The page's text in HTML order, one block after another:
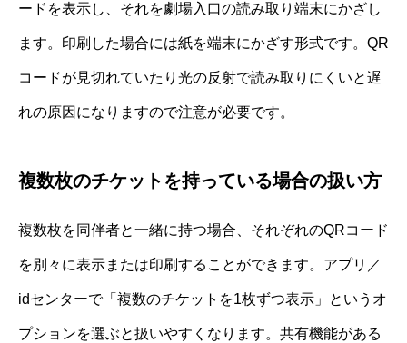
ードを表示し、それを劇場入口の読み取り端末にかざし
ます。印刷した場合には紙を端末にかざす形式です。QR
コードが見切れていたり光の反射で読み取りにくいと遅
れの原因になりますので注意が必要です。
複数枚のチケットを持っている場合の扱い方
複数枚を同伴者と一緒に持つ場合、それぞれのQRコード
を別々に表示または印刷することができます。アプリ／
idセンターで「複数のチケットを1枚ずつ表示」というオ
プションを選ぶと扱いやすくなります。共有機能がある